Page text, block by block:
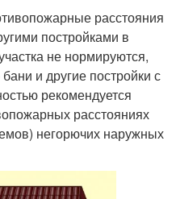
расстояния
постройками в
не нормируются,
и другие постройки с
рекомендуется
расстояниях
негорючих наружных